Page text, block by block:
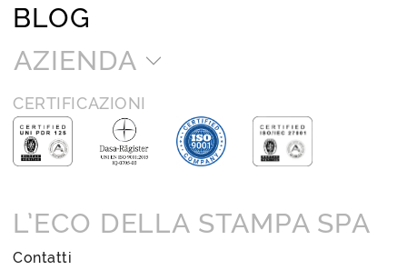
BLOG
AZIENDA
CERTIFICAZIONI
L’ECO DELLA STAMPA SPA
Contatti